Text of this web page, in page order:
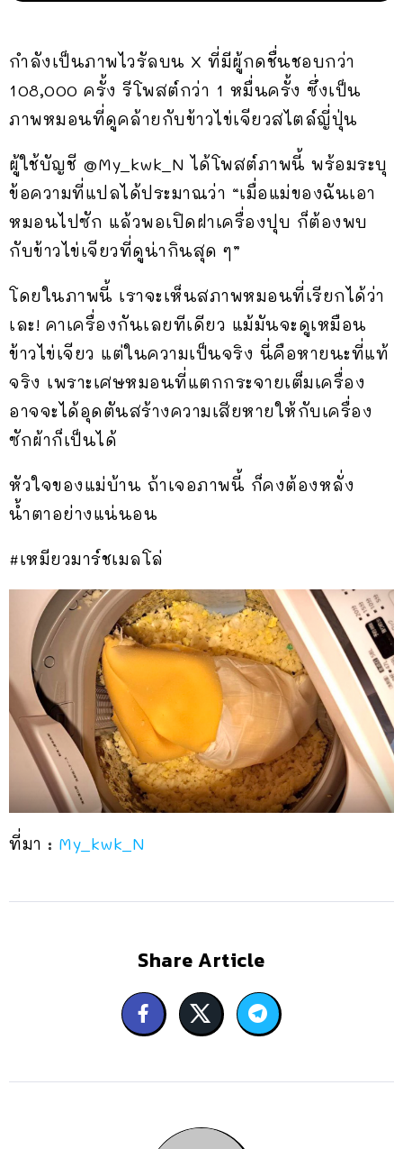
กำลังเป็นภาพไวรัลบน X ที่มีผู้กดชื่นชอบกว่า
108,000 ครั้ง รีโพสต์กว่า 1 หมื่นครั้ง ซึ่งเป็น
ภาพหมอนที่ดูคล้ายกับข้าวไข่เจียวสไตล์ญี่ปุ่น
ผู้ใช้บัญชี @My_kwk_N ได้โพสต์ภาพนี้ พร้อมระบุ
ข้อความที่แปลได้ประมาณว่า “เมื่อแม่ของฉันเอา
หมอนไปซัก แล้วพอเปิดฝาเครื่องปุบ ก็ต้องพบ
กับข้าวไข่เจียวที่ดูน่ากินสุด ๆ”
โดยในภาพนี้ เราจะเห็นสภาพหมอนที่เรียกได้ว่า
เละ! คาเครื่องกันเลยทีเดียว แม้มันจะดูเหมือน
ข้าวไข่เจียว แต่ในความเป็นจริง นี่คือหายนะที่แท้
จริง เพราะเศษหมอนที่แตกกระจายเต็มเครื่อง
อาจจะได้อุดตันสร้างความเสียหายให้กับเครื่อง
ซักผ้าก็เป็นได้
หัวใจของแม่บ้าน ถ้าเจอภาพนี้ ก็คงต้องหลั่ง
น้ำตาอย่างแน่นอน
#เหมียวมาร์ชเมลโล่
ที่มา : My_kwk_N
Share Article